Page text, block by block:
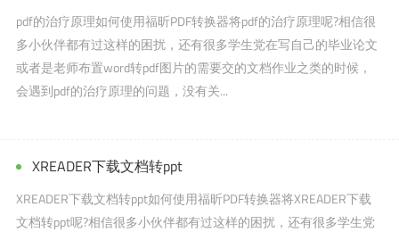
pdf的治疗原理如何使用福昕PDF转换器将pdf的治疗原理呢?相信很
多小伙伴都有过这样的困扰，还有很多学生党在写自己的毕业论文
或者是老师布置word转pdf图片的需要交的文档作业之类的时候，
会遇到pdf的治疗原理的问题，没有关...
XREADER下载文档转ppt
XREADER下载文档转ppt如何使用福昕PDF转换器将XREADER下载
文档转ppt呢?相信很多小伙伴都有过这样的困扰，还有很多学生党